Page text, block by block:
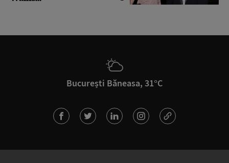
București Băneasa, 31°C